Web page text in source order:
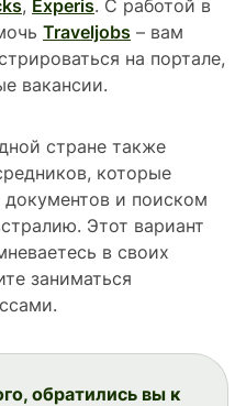
, Experis. С работой в
Traveljobs – вам
на портале,
вакансии.
стране также
которые
и поиском
Этот вариант
в своих
заниматься
обратились вы к